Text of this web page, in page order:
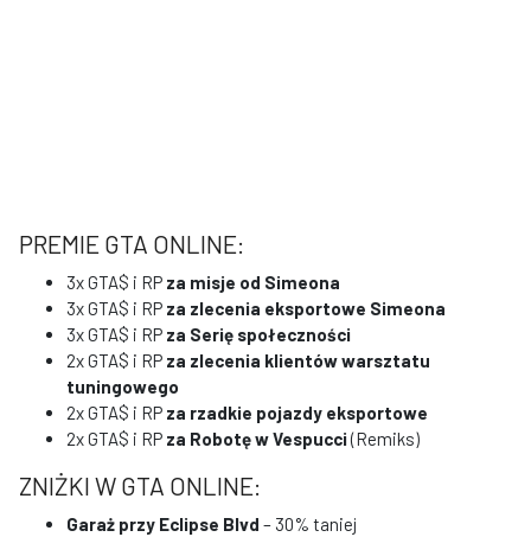
PREMIE GTA ONLINE:
3x GTA$ i RP za misje od Simeona
3x GTA$ i RP za zlecenia eksportowe Simeona
3x GTA$ i RP za Serię społeczności
2x GTA$ i RP za zlecenia klientów warsztatu
tuningowego
2x GTA$ i RP za rzadkie pojazdy eksportowe
2x GTA$ i RP za Robotę w Vespucci(Remiks)
ZNIŻKI W GTA ONLINE:
Garaż przy Eclipse Blvd – 30% taniej